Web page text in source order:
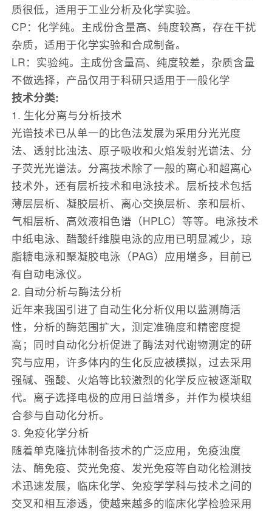
质很低，适用于工业分析及化学实验。
CP：化学纯。主成份含量高、纯度较高，存在干扰
杂质，适用于化学实验和合成制备。
LR：实验纯。主成份含量高、纯度较差，杂质含量
不做选择，产品仅用于科研只适用于一般化学
技术分类:
1. 生化分离与分析技术
光谱技术已从单一的比色法发展为采用分光光度
法、透射比浊法、原子吸收和火焰发射光谱法、分
子荧光光谱法。分离技术除了一般的离心和超离心
技术外，还有层析技术和电泳技术。层析技术包括
薄层层析、凝胶层析、离心交换层析、亲和层析、
气相层析、高效液相色谱（HPLC）等等。电泳技术
中纸电泳、醋酸纤维膜电泳的应用已明显减少，琼
脂糖电泳和聚凝胶电泳（PAG）应用增多，目前已
有自动电泳仪。
2. 自动分析与酶法分析
近年来我国引进了自动生化分析仪用以监测酶活
性，分析的酶范围扩大，测定准确度和精密度提
高；同时自动化分析促进了酶法对代谢物测定的研
究与应用，许多体内的生化反应被模拟，过去采用
强碱、强酸、火焰等比较激烈的化学反应被逐渐取
代。离子选择电极的应用日益增多，并作为模块组
合参与自动化分析。
3. 免疫化学分析
随着单克隆抗体制备技术的广泛应用，免疫浊度
法、酶免疫、荧光免疫、发光免疫等自动化检测技
术迅速发展，临床化学、免疫学学科与技术之间的
交叉和相互渗透，使越来越多的临床化学检验采用